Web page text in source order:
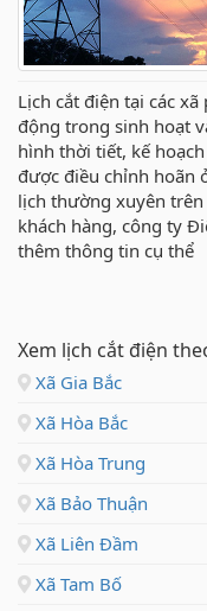
Lịch cắt điện tại các
động trong sinh hoạt
hình thời tiết, kế
được điều chỉnh hoãn
lịch thường xuyên trên
khách hàng, công ty
thêm thông tin cụ thể
Xem lịch cắt điện
Xã Gia Bắc
Xã Hòa Bắc
Xã Hòa Trung
Xã Bảo Thuận
Xã Liên Đầm
Xã Tam Bố